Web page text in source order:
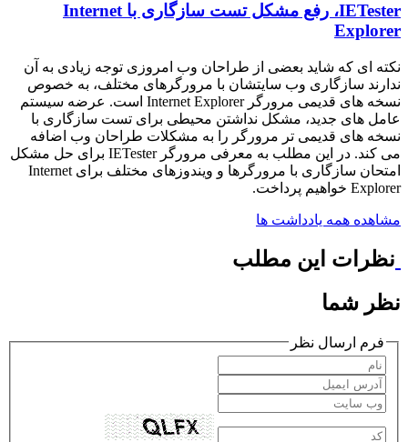
IETester، رفع مشکل تست سازگاری با Internet
Explorer
نکته ای که شاید بعضی از طراحان وب امروزی توجه زیادی به آن
ندارند سازگاری وب سایتشان با مرورگرهای مختلف، به خصوص
نسخه های قدیمی مرورگر Internet Explorer است. عرضه سیستم
عامل های جدید، مشکل نداشتن محیطی برای تست سازگاری با
نسخه های قدیمی تر مرورگر را به مشکلات طراحان وب اضافه
می کند. در این مطلب به معرفی مرورگر IETester برای حل مشکل
امتحان سازگاری با مرورگرها و ویندوزهای مختلف برای Internet
Explorer خواهیم پرداخت.
مشاهده همه یادداشت ها
نظرات این مطلب
نظر شما
فرم ارسال نظر